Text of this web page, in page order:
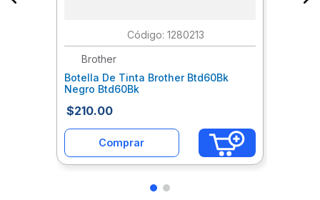
: 1280213
Brother
Botella De Tinta Brother Btd60Bk
Negro Btd60Bk
$210.00
Comprar